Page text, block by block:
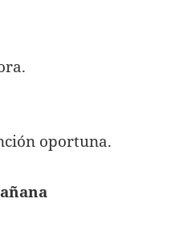
oportuna.